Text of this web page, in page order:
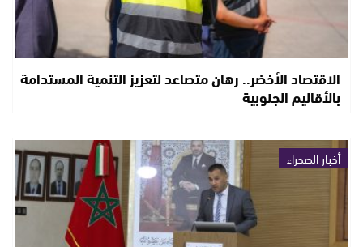
الاقتصاد الأخضر.. رهان متصاعد لتعزيز التنمية المستدامة
بالأقاليم الجنوبية
أخبار الصحراء